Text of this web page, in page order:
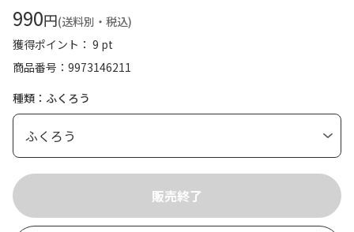
990円(送料別・税込)
獲得ポイント： 9 pt
商品番号
9973146211
種類：ふくろう